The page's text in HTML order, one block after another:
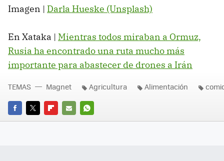
Imagen | Darla Hueske (Unsplash)
En Xataka | Mientras todos miraban a Ormuz,
Rusia ha encontrado una ruta mucho más
importante para abastecer de drones a Irán
FACEBOOK
TWITTERFLIPBOARD
E-
WHATSAPP
TEMAS Magnet Agricultura Alimentación